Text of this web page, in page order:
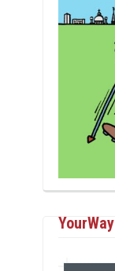
YourWay